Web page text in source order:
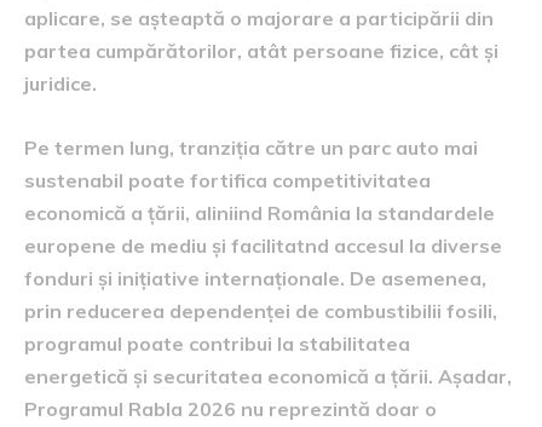
aplicare, se așteaptă o majorare a participării din
partea cumpărătorilor, atât persoane fizice, cât și
juridice.
Pe termen lung, tranziția către un parc auto mai
sustenabil poate fortifica competitivitatea
economică a țării, aliniind România la standardele
europene de mediu și facilitatnd accesul la diverse
fonduri și inițiative internaționale. De asemenea,
prin reducerea dependenței de combustibilii fosili,
programul poate contribui la stabilitatea
energetică și securitatea economică a țării. Așadar,
Programul Rabla 2026 nu reprezintă doar o